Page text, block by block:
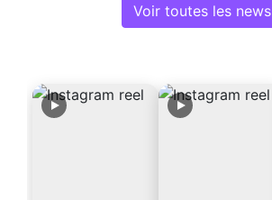
Voir toutes les news